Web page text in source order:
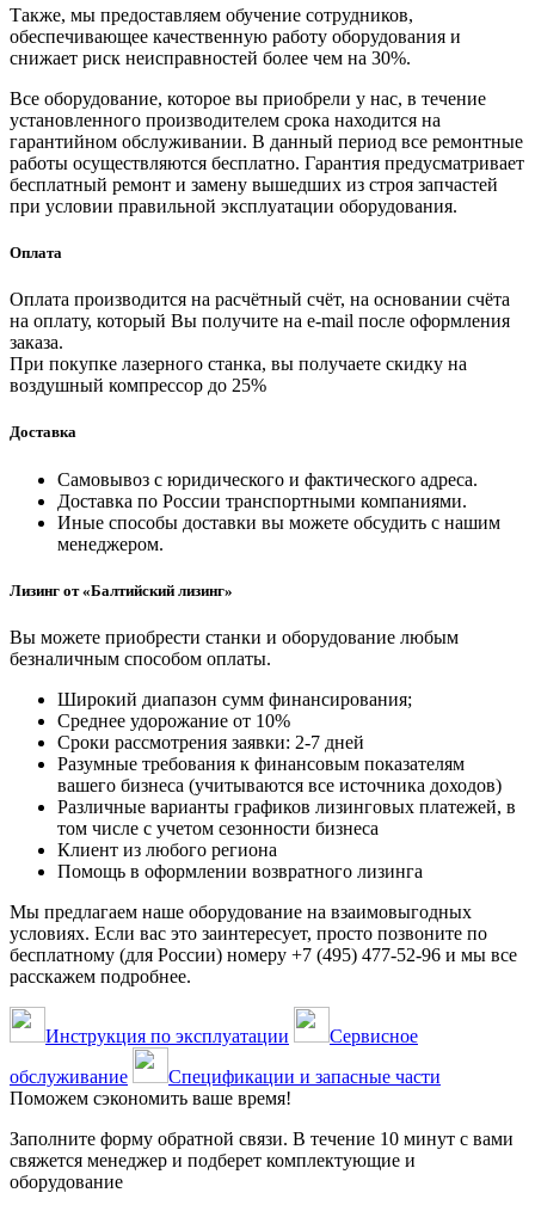
Также, мы предоставляем обучение сотрудников,
обеспечивающее качественную работу оборудования и
снижает риск неисправностей более чем на 30%.
Все оборудование, которое вы приобрели у нас, в течение
установленного производителем срока находится на
гарантийном обслуживании. В данный период все ремонтные
работы осуществляются бесплатно. Гарантия предусматривает
бесплатный ремонт и замену вышедших из строя запчастей
при условии правильной эксплуатации оборудования.
Оплата
Оплата производится на расчётный счёт, на основании счёта
на оплату, который Вы получите на e-mail после оформления
заказа.
При покупке лазерного станка, вы получаете скидку на
воздушный компрессор до 25%
Доставка
Самовывоз с юридического и фактического адреса.
Доставка по России транспортными компаниями.
Иные способы доставки вы можете обсудить с нашим
менеджером.
Лизинг от «Балтийский лизинг»
Вы можете приобрести станки и оборудование любым
безналичным способом оплаты.
Широкий диапазон сумм финансирования;
Среднее удорожание от 10%
Сроки рассмотрения заявки: 2-7 дней
Разумные требования к финансовым показателям
вашего бизнеса (учитываются все источника доходов)
Различные варианты графиков лизинговых платежей, в
том числе с учетом сезонности бизнеса
Клиент из любого региона
Помощь в оформлении возвратного лизинга
Мы предлагаем наше оборудование на взаимовыгодных
условиях. Если вас это заинтересует, просто позвоните по
бесплатному (для России) номеру +7 (495) 477-52-96 и мы все
расскажем подробнее.
Инструкция по эксплуатации
Сервисное
обслуживание
Спецификации и запасные части
Поможем сэкономить ваше время!
Заполните форму обратной связи. В течение 10 минут с вами
свяжется менеджер и подберет комплектующие и
оборудование